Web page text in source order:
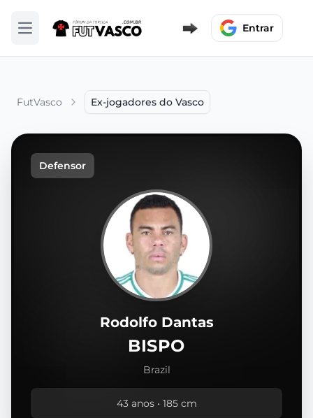
Abrir menu Entrar
FutVasco Ex-jogadores do Vasco
Defensor
Rodolfo Dantas
BISPO
Brazil
43 anos • 185 cm